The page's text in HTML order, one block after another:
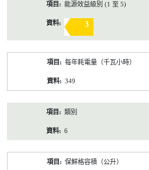
能源效益級別 (1 至 5)
3
每年耗電量（千瓦小時）
349
類別
6
保鮮格容積（公升）